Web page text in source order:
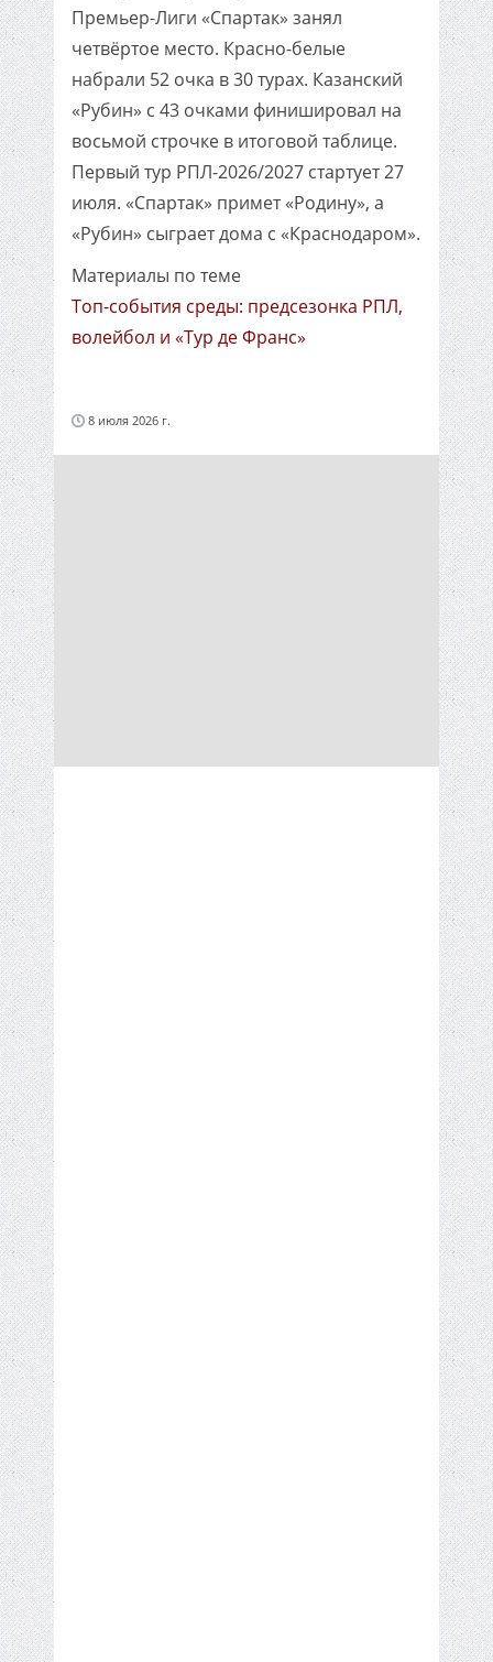
Премьер-Лиги «Спартак» занял
четвёртое место. Красно-белые
набрали 52 очка в 30 турах. Казанский
«Рубин» с 43 очками финишировал на
восьмой строчке в итоговой таблице.
Первый тур РПЛ-2026/2027 стартует 27
июля. «Спартак» примет «Родину», а
«Рубин» сыграет дома с «Краснодаром».
Материалы по теме
Топ-события среды: предсезонка РПЛ,
волейбол и «Тур де Франс»
8 июля 2026 г.